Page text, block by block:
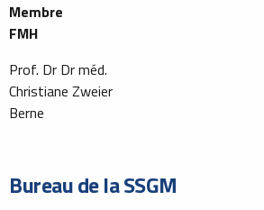
Membre
FMH
Prof. Dr Dr méd.
Christiane Zweier
Berne
Bureau de la SSGM